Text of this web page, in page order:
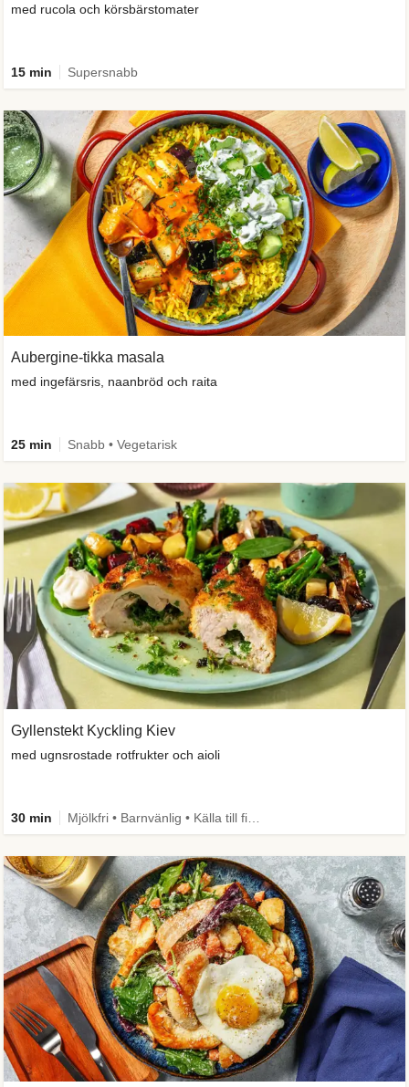
med rucola och körsbärstomater
15 min Supersnabb
Aubergine-tikka masala
med ingefärsris, naanbröd och raita
25 min Snabb • Vegetarisk
Gyllenstekt Kyckling Kiev
med ugnsrostade rotfrukter och aioli
30 min